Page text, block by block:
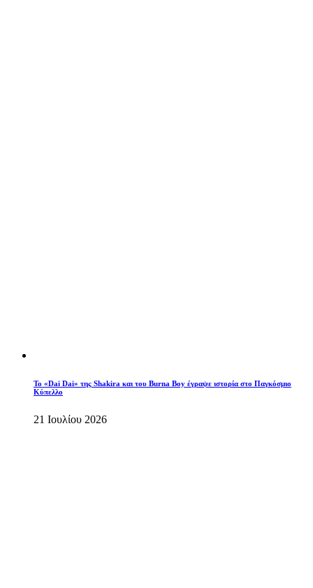
To «Dai Dai» της Shakira και του Burna Boy έγραψε ιστορία στο Παγκόσμιο
Κύπελλο
21 Ιουλίου 2026